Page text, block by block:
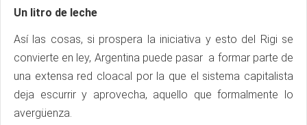
Un litro de leche
Así las cosas, si prospera la iniciativa y esto del Rigi se
convierte en ley, Argentina puede pasar a formar parte de
una extensa red cloacal por la que el sistema capitalista
deja escurrir y aprovecha, aquello que formalmente lo
avergüenza.